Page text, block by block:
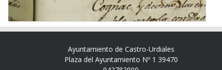
Ayuntamiento de Castro-Urdiales
Plaza del Ayuntamiento Nº 1 39470